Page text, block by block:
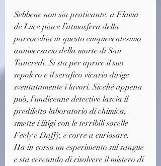
Sebbene non sia praticante, a Flavia
de Luce piace l’atmosfera della
parrocchia in questo cinquecentesimo
anniversario della morte di San
Tancredi. Si sta per aprire il suo
sepolcro e il serafico vicario dirige
sventatamente i lavori. Sicché appena
può, l’undicenne detective lascia il
prediletto laboratorio di chimica,
smette i litigi con le terribili sorelle
Feely e Daffy, e corre a curiosare.
Ha in corso un esperimento sul sangue
e sta cercando di risolvere il mistero di